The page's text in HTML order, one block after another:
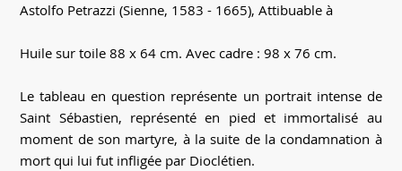
Astolfo Petrazzi (Sienne, 1583 - 1665), Attibuable à
Huile sur toile 88 x 64 cm. Avec cadre : 98 x 76 cm.
Le tableau en question représente un portrait intense de
Saint Sébastien, représenté en pied et immortalisé au
moment de son martyre, à la suite de la condamnation à
mort qui lui fut infligée par Dioclétien.